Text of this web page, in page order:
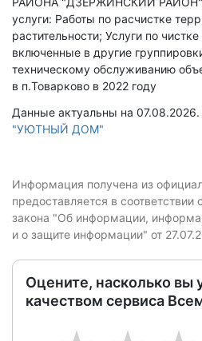
услуги: Работы по расчистке
растительности; Услуги по
включенные в другие
техническому обслуживанию
в п.Товарково в 2022 году
Данные актуальны на 07.08.2026.
"УЮТНЫЙ ДОМ"
Информация получена из
предоставляется в соответствии
закона "Об информации,
и о защите информации" от
Оцените, насколько вы
качеством сервиса